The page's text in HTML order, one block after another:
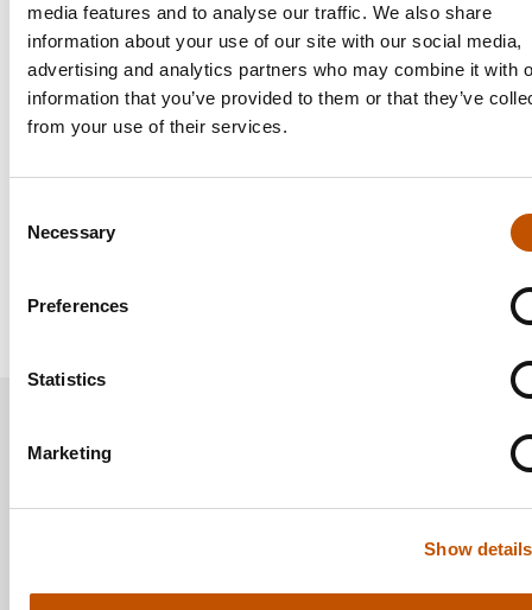
media features and to analyse our traffic. We also share
information about your use of our site with our social media,
advertising and analytics partners who may combine it with
information that you’ve provided to them or that they’ve
from your use of their services.
Selection
Necessary
Preferences
Statistics
Marketing
Show details
BWT bestmax S
antikalk filter patroon
€87.15
Nivona Claris waterfilter
NIRF 700